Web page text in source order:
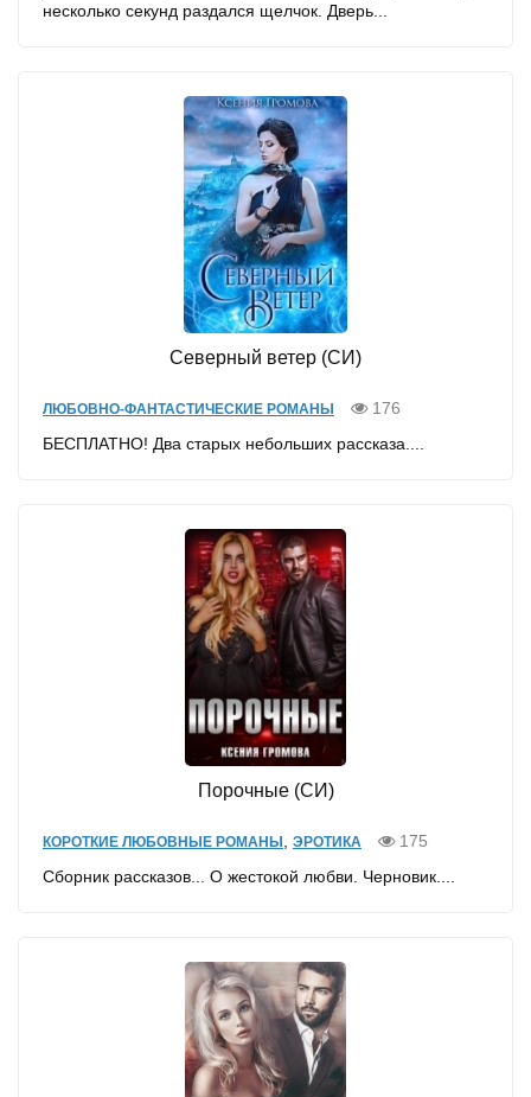
несколько секунд раздался щелчок. Дверь...
Северный ветер (СИ)
ЛЮБОВНО-ФАНТАСТИЧЕСКИЕ РОМАНЫ
176
БЕСПЛАТНО! Два старых небольших рассказа....
Порочные (СИ)
КОРОТКИЕ ЛЮБОВНЫЕ РОМАНЫ ЭРОТИКА
175
Сборник рассказов... О жестокой любви. Черновик....